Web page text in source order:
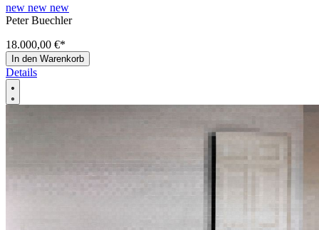
new new new
Peter Buechler
18.000,00 €*
In den Warenkorb
Details